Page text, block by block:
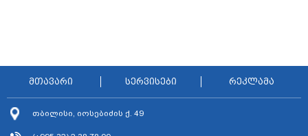
მთავარი სერვისები რეკლამა
თბილისი, იოსებიძის ქ. 49